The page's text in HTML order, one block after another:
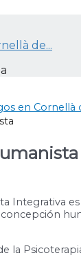
de...
en Cornellà
Integrativa
la